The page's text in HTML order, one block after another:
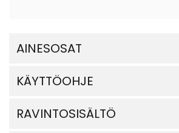
AINESOSAT
KÄYTTÖOHJE
RAVINTOSISÄLTÖ